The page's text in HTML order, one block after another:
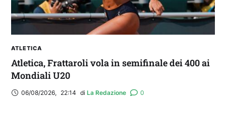
ATLETICA
Atletica, Frattaroli vola in semifinale dei 400 ai
Mondiali U20
06/08/2026, 22:14 di La Redazione 0